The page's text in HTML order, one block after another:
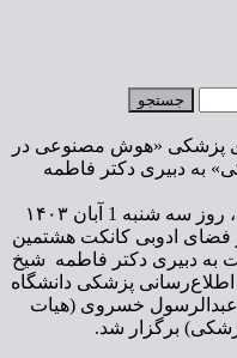
پزشکی «هوش مصنوعی در
به دبیری دکتر فاطمه
سومین پیش‌نشست کتابداری پزشکی، روز سه شنبه 1 آبان ۱۴۰۳
و در فضای ادوبی کانکت هشتمین
به دبیری دکتر فاطمه شیخ
پزشکی دانشگاه
عبدالرسول خسروی (هیات
برگزار شد.